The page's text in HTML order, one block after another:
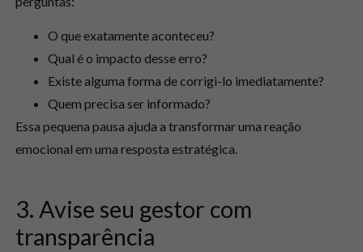
O que exatamente aconteceu?
Qual é o impacto desse erro?
Existe alguma forma de corrigi-lo imediatamente?
Quem precisa ser informado?
Essa pequena pausa ajuda a transformar uma reação
emocional em uma resposta estratégica.
3. Avise seu gestor com
transparência